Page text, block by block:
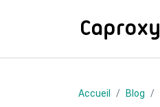
Accueil Blog